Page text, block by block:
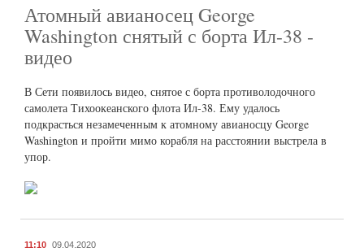
Атомный авианосец George
Washington снятый с борта Ил-38 -
видео
В Сети появилось видео, снятое с борта противолодочного
самолета Тихоокеанского флота Ил-38. Ему удалось
подкрасться незамеченным к атомному авианосцу George
Washington и пройти мимо корабля на расстоянии выстрела в
упор.
11:10 09.04.2020